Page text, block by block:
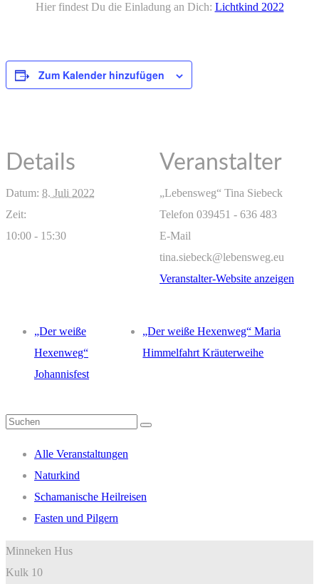
Hier findest Du die Einladung an Dich: Lichtkind 2022
Zum Kalender hinzufügen
Details
Datum: 8. Juli 2022
Zeit:
10:00 - 15:30
Veranstalter
„Lebensweg“ Tina Siebeck
Telefon 039451 - 636 483
E-Mail
tina.siebeck@lebensweg.eu
Veranstalter-Website anzeigen
„Der weiße
Hexenweg“
Johannisfest
„Der weiße Hexenweg“ Maria
Himmelfahrt Kräuterweihe
Suchen
Alle Veranstaltungen
Naturkind
Schamanische Heilreisen
Fasten und Pilgern
Minneken Hus
Kulk 10